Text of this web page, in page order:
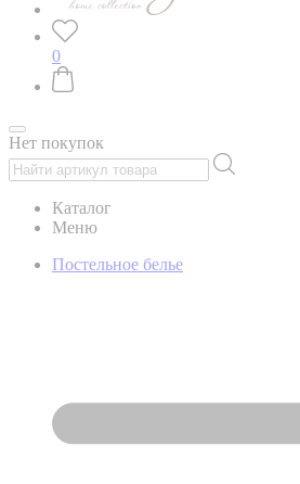
0
Нет покупок
Каталог
Меню
Постельное белье